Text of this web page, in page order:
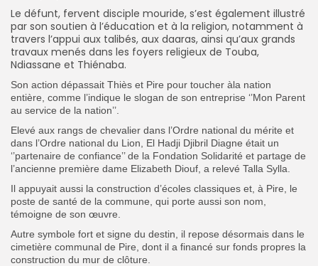
Le défunt, fervent disciple mouride, s’est également illustré
par son soutien à l’éducation et à la religion, notamment à
travers l’appui aux talibés, aux daaras, ainsi qu’aux grands
travaux menés dans les foyers religieux de Touba,
Ndiassane et Thiénaba.
Son action dépassait Thiès et Pire pour toucher àla nation
entière, comme l’indique le slogan de son entreprise ‘’Mon Parent
au service de la nation’’.
Elevé aux rangs de chevalier dans l’Ordre national du mérite et
dans l’Ordre national du Lion, El Hadji Djibril Diagne était un
‘’partenaire de confiance’’ de la Fondation Solidarité et partage de
l’ancienne première dame Elizabeth Diouf, a relevé Talla Sylla.
Il appuyait aussi la construction d’écoles classiques et, à Pire, le
poste de santé de la commune, qui porte aussi son nom,
témoigne de son œuvre.
Autre symbole fort et signe du destin, il repose désormais dans le
cimetière communal de Pire, dont il a financé sur fonds propres la
construction du mur de clôture.